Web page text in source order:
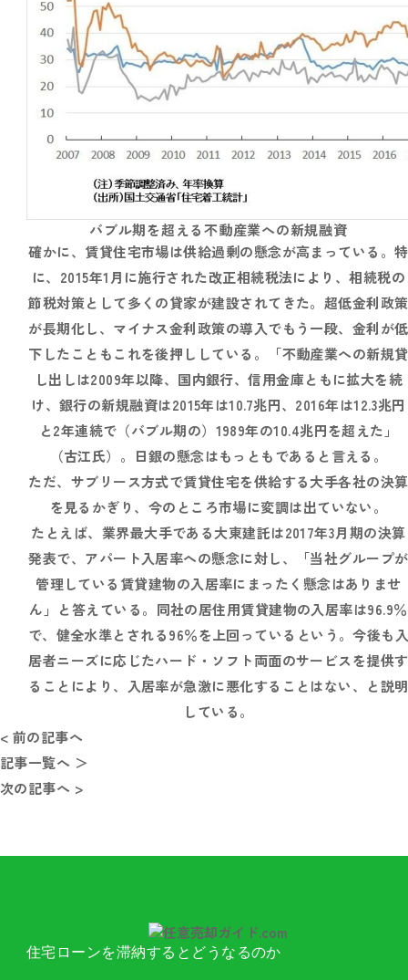
バブル期を超える不動産業への新規融資
確かに、賃貸住宅市場は供給過剰の懸念が高まっている。特
に、2015年1月に施行された改正相続税法により、相続税の
節税対策として多くの貸家が建設されてきた。超低金利政策
が長期化し、マイナス金利政策の導入でもう一段、金利が低
下したこともこれを後押ししている。「不動産業への新規貸
し出しは2009年以降、国内銀行、信用金庫ともに拡大を続
け、銀行の新規融資は2015年は10.7兆円、2016年は12.3兆円
と2年連続で（バブル期の）1989年の10.4兆円を超えた」
（古江氏）。日銀の懸念はもっともであると言える。
ただ、サブリース方式で賃貸住宅を供給する大手各社の決算
を見るかぎり、今のところ市場に変調は出ていない。
たとえば、業界最大手である大東建託は2017年3月期の決算
発表で、アパート入居率への懸念に対し、「当社グループが
管理している賃貸建物の入居率にまったく懸念はありませ
ん」と答えている。同社の居住用賃貸建物の入居率は96.9％
で、健全水準とされる96％を上回っているという。今後も
居者ニーズに応じたハード・ソフト両面のサービスを提供す
ることにより、入居率が急激に悪化することはない、と説明
している。
< 前の記事へ
記事一覧へ ＞
次の記事へ >
住宅ローンを滞納するとどうなるのか